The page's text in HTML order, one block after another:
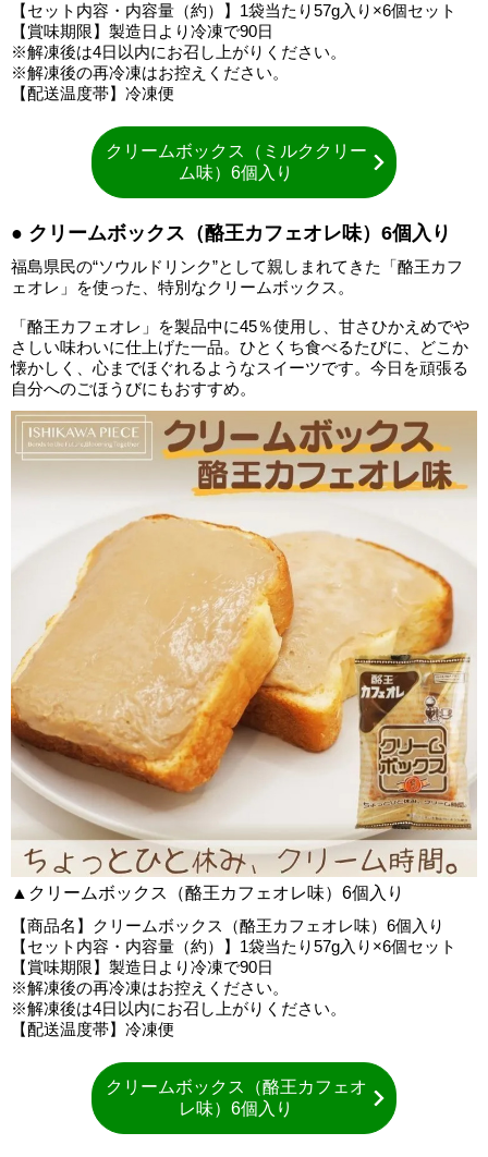
【セット内容・内容量（約）】1袋当たり57g入り×6個セット
【賞味期限】製造日より冷凍で90日
※解凍後は4日以内にお召し上がりください。
※解凍後の再冷凍はお控えください。
【配送温度帯】冷凍便
クリームボックス（ミルククリー
ム味）6個入り
● クリームボックス（酪王カフェオレ味）6個入り
福島県民の“ソウルドリンク”として親しまれてきた「酪王カフ
ェオレ」を使った、特別なクリームボックス。
「酪王カフェオレ」を製品中に45％使用し、甘さひかえめでや
さしい味わいに仕上げた一品。ひとくち食べるたびに、どこか
懐かしく、心までほぐれるようなスイーツです。今日を頑張る
自分へのごほうびにもおすすめ。
▲クリームボックス（酪王カフェオレ味）6個入り
【商品名】クリームボックス（酪王カフェオレ味）6個入り
【セット内容・内容量（約）】1袋当たり57g入り×6個セット
【賞味期限】製造日より冷凍で90日
※解凍後の再冷凍はお控えください。
※解凍後は4日以内にお召し上がりください。
【配送温度帯】冷凍便
クリームボックス（酪王カフェオ
レ味）6個入り